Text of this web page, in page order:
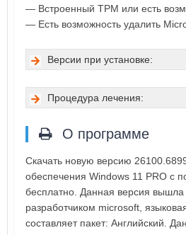
— Встроенный TPM или есть
— Есть возможность удалить
Версии при установке:
Процедура лечения:
О программе
Скачать новую версию
обеспечения Windows 11 PRO с
бесплатно. Данная версия вышла
разработчиком microsoft,
составляет пакет: Английский.